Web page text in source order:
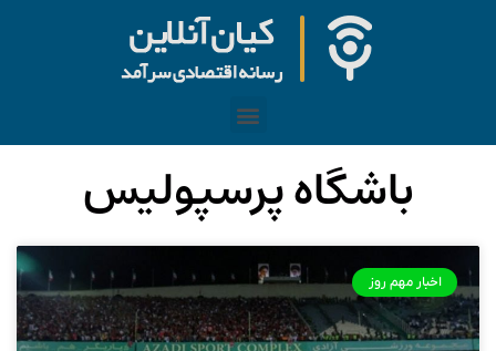
باشگاه پرسپولیس
اخبار مهم روز